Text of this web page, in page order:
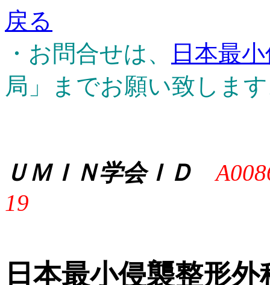
戻る
・お問合せは、
日本最
局」までお願い致しま
ＵＭＩＮ学会ＩＤ
19
日本最小侵襲整形外